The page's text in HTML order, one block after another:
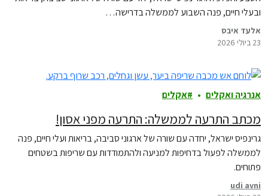
ובעלי חיים, פנה השבוע לממשלה בדרישה…
אלעד איבס
23 ביולי 2026
אנרגיה ואקלים אקלים
מכתב התרעה לממשלה: התרעה מפני אסון!
גרינפיס ישראל, יחדה עם שורה של ארגוני סביבה, בריאות ועלי חיים, פנה
לממשלה לפעול בדחיפות למניעה ולהתמודדות עם שריפות בשטחים
פתוחים.
udi avni